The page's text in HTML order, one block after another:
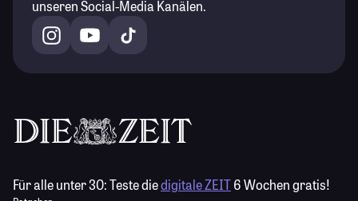
unseren Social-Media Kanälen.
Für alle unter 30:Teste diedigitale ZEIT6 Wochen gratis!